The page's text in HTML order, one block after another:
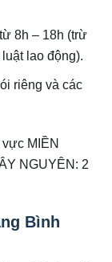
8h – 18h (trừ
lao động).
riêng và các
MIỀN
NGUYÊN: 2
Bình